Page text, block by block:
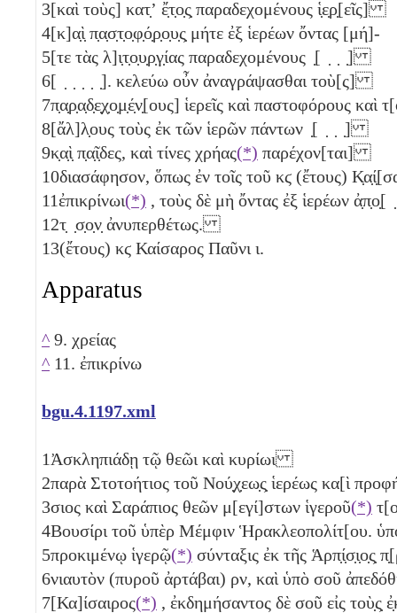
3[καὶ τοὺς] κατ̣ʼ ἔ̣τ̣ο̣ς̣ παραδεχομένους ἱ̣ε̣ρ̣[εῖς]
4[κ]α̣ὶ̣ π̣α̣σ̣τ̣ο̣φ̣ό̣ρ̣ο̣υ̣ς̣ μήτε ἐξ ἱερέων ὄντας [μή]-
5[τε τὰς λ]ι̣τ̣ο̣υ̣ρ̣γ̣ίας παραδεχομένους ̣[ ̣ ̣ ̣]
6[ ̣ ̣ ̣ ̣ ̣]. κελεύω οὖν ἀναγράψασθαι τοὺ[ς]
7π̣α̣ρ̣α̣δ̣ε̣χ̣ο̣μ̣έ̣ν̣[ους] ἱερεῖς καὶ παστοφόρους
8[ἄλ]λ̣ους τοὺς ἐκ τῶν ἱερῶν πάντων ̣[ ̣ ̣ ̣]
9κ̣α̣ὶ̣ π̣α̣ῖ̣δες, καὶ τίνες χρήας(*) παρέχον[ται]
10διασάφησον, ὅπως ἐν τοῖς τοῦ κϛ (ἔτους)
11ἐπικρίνωι(*) , τοὺς δὲ μὴ ὄντας ἐξ ἱερέων
12τ̣ ̣σ̣ο̣ν̣ ἀνυπερθέτως.
13(ἔτους) κϛ Καίσαρος Παῦνι ι.
Apparatus
^ 9. χρείας
^ 11. ἐπικρίνω
bgu.4.1197.xml
1Ἀσκληπιάδῃ τῷ θεῶι καὶ κυρίωι
2παρὰ Στοτοήτιος τοῦ Νού̣χ̣εω̣ς̣ ἱερέως κα[ὶ
3σιος καὶ Σαράπιος θεῶν μ[εγί]στων ἱγεροῦ(*)
4Βουσίρι τοῦ ὑπὲρ Μέμφιν Ἡρακλεοπολίτ[ου.
5προκιμένῳ ἱγερῷ(*) σύνταξις ἐκ τῆς Ἁρπ̣ί̣σ̣ι̣ο̣ς̣
6νιαυτὸν (πυροῦ ἀρτάβαι) ρν, καὶ ὑπὸ σοῦ
7[Κα]ίσαιρος(*) , ἐκδημήσαντος δὲ σοῦ εἰς